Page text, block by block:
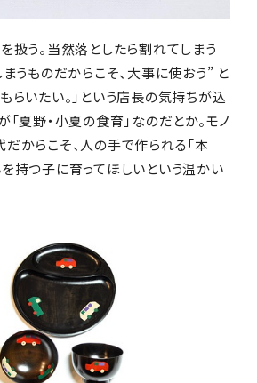
扱う。当然落としたら割れてしまう
うものだからこそ、大事に使おう” と
らいたい。」という店長の気持ちが込
「夏野・小夏の食育」なのだとか。モノ
からこそ、人の手で作られる「本
持つ子に育ってほしいという温かい